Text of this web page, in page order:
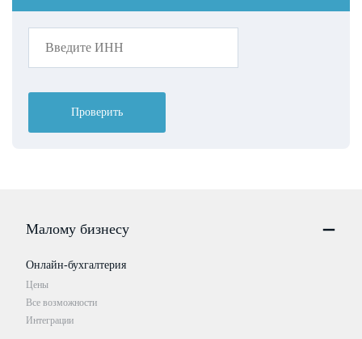
Проверить
Малому бизнесу
Онлайн-бухгалтерия
Цены
Все возможности
Интеграции